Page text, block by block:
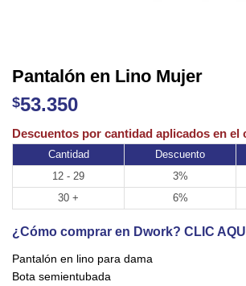
Pantalón en Lino Mujer
$53.350
¿Cómo comprar en Dwork? CLIC AQUÍ
Pantalón en lino para dama
Bota semientubada
Cantidad Descuento
12 - 29
3%
30 +
6%